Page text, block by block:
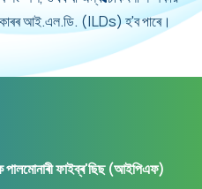
আই.এল.ডি. (ILDs) হ'ব পাৰে।
পালমোনাৰী ফাইব্ৰ'ছিছ (আইপিএফ)